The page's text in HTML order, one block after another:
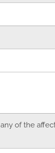
of the